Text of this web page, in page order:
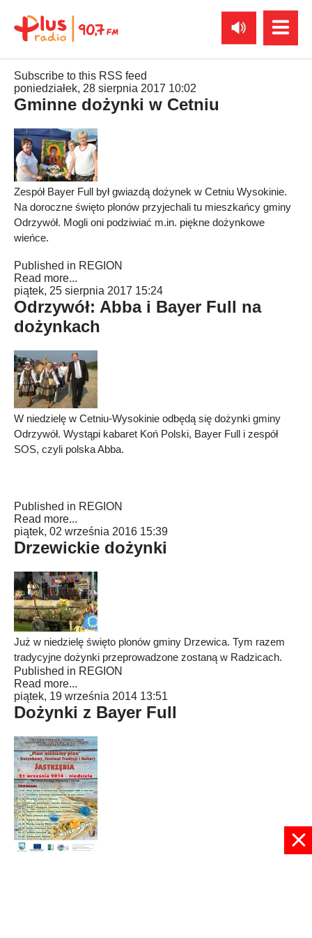
Subscribe to this RSS feed
poniedziałek, 28 sierpnia 2017 10:02
Gminne dożynki w Cetniu
Zespół Bayer Full był gwiazdą dożynek w Cetniu Wysokinie.
Na doroczne święto plonów przyjechali tu mieszkańcy gminy
Odrzywół. Mogli oni podziwiać m.in. piękne dożynkowe
wieńce.
Published in REGION
Read more...
piątek, 25 sierpnia 2017 15:24
Odrzywół: Abba i Bayer Full na
dożynkach
W niedzielę w Cetniu-Wysokinie odbędą się dożynki gminy
Odrzywół. Wystąpi kabaret Koń Polski, Bayer Full i zespół
SOS, czyli polska Abba.
Published in REGION
Read more...
piątek, 02 września 2016 15:39
Drzewickie dożynki
Już w niedzielę święto plonów gminy Drzewica. Tym razem
tradycyjne dożynki przeprowadzone zostaną w Radzicach.
Published in REGION
Read more...
piątek, 19 września 2014 13:51
Dożynki z Bayer Full